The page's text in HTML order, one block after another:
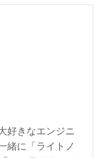
好きなエンジニ
緒に「ライトノ